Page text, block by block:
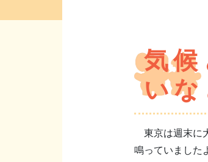
気
いな
東京は週末に
鳴っていました